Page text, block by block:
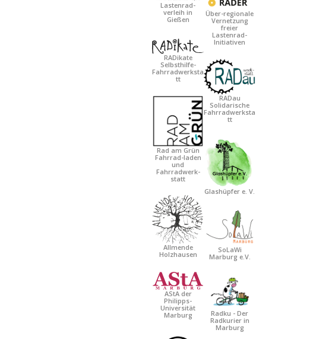
Lastenrad-
verleih in
Gießen
RADikate
Selbsthilfe-
Fahrradwerksta
tt
Rad am Grün
Fahrrad-laden
und
Fahrradwerk-
statt
Allmende
Holzhausen
AStA der
Philipps-
Universität
Marburg
Über-regionale
Vernetzung
freier
Lastenrad-
Initiativen
RADau
Solidarische
Fahrradwerksta
tt
Glashüpfer e. V.
SoLaWi
Marburg e.V.
Radku - Der
Radkurier in
Marburg